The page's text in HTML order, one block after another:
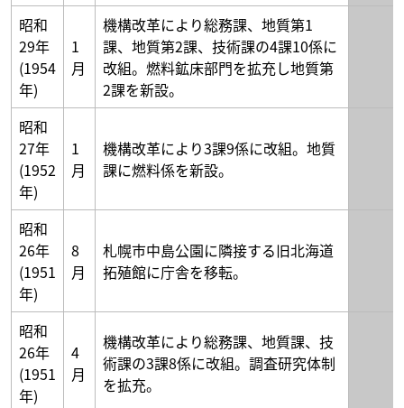
昭和
29年
(1954
年)
1
月
機構改革により総務課、地質第1
課、地質第2課、技術課の4課10係に
改組。燃料鉱床部門を拡充し地質第
2課を新設。
昭和
27年
(1952
年)
1
月
機構改革により3課9係に改組。地質
課に燃料係を新設。
昭和
26年
(1951
年)
8
月
札幌市中島公園に隣接する旧北海道
拓殖館に庁舎を移転。
昭和
26年
(1951
年)
4
月
機構改革により総務課、地質課、技
術課の3課8係に改組。調査研究体制
を拡充。